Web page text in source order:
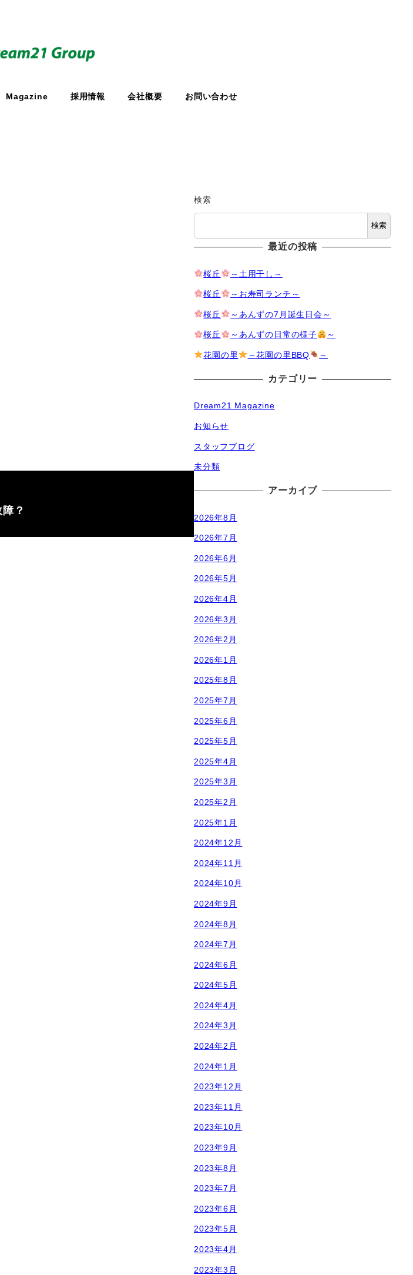
Magazine 採用情報 会社概要 お問い合わせ
？
検索
検索
最近の投稿
桜丘 ～土用干し～
桜丘 ～お寿司ランチ～
桜丘 ～あんずの7月誕生日会～
桜丘 ～あんずの日常の様子 ～
花園の里 ～花園の里BBQ ～
カテゴリー
Dream21 Magazine
お知らせ
スタッフブログ
未分類
アーカイブ
2026年8月
2026年7月
2026年6月
2026年5月
2026年4月
2026年3月
2026年2月
2026年1月
2025年8月
2025年7月
2025年6月
2025年5月
2025年4月
2025年3月
2025年2月
2025年1月
2024年12月
2024年11月
2024年10月
2024年9月
2024年8月
2024年7月
2024年6月
2024年5月
2024年4月
2024年3月
2024年2月
2024年1月
2023年12月
2023年11月
2023年10月
2023年9月
2023年8月
2023年7月
2023年6月
2023年5月
2023年4月
2023年3月